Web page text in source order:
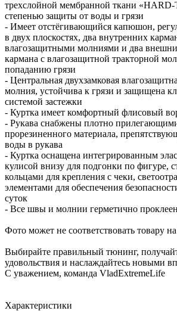
трехслойной мембранной ткани
степенью защиты от воды и грязи
- Имеет отстёгивающийся капюшон,
в двух плоскостях, два внутренних
влагозащитными молниями и два
кармана с влагозащитной тракторной
попаданию грязи
- Центральная двухзамковая
молния, устойчива к грязи и защищена
системой застежки
- Куртка имеет комфортный флисовый
- Рукава снабжены плотно
прорезиненного материала,
воды в рукава
- Куртка оснащена интегрированным
кулисой внизу для подгонки по фигуре,
кольцами для крепления с чеки,
элементами для обеспечения
суток
- Все швы и молнии герметично
Фото может не соответствовать товару
Выбирайте правильный тюнинг,
удовольствия и наслаждайтесь новыми
С уважением, команда VladExtremeLife
Характеристики